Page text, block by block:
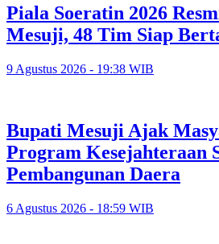
Piala Soeratin 2026
Mesuji, 48 Tim Siap
9 Agustus 2026 - 19:38 WIB
Bupati Mesuji Ajak
Program Kesejahteraan
Pembangunan Daera
6 Agustus 2026 - 18:59 WIB